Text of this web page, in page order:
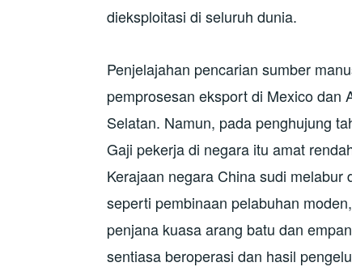
dieksploitasi di seluruh dunia.
Penjelajahan pencarian sumber
pemprosesan eksport di Mexico dan
Selatan. Namun, pada penghujung
Gaji pekerja di negara itu amat
Kerajaan negara China sudi
seperti pembinaan pelabuhan
penjana kuasa arang batu dan
sentiasa beroperasi dan hasil